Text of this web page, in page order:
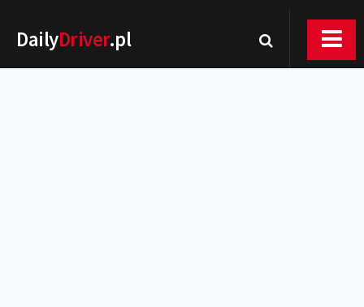
DailyDriver.pl